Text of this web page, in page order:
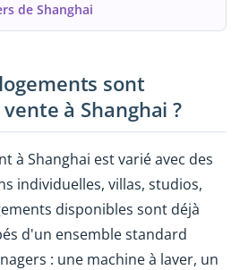
de Shanghai
sont
à Shanghai ?
à Shanghai est varié avec des
individuelles, villas, studios,
disponibles sont déjà
d'un ensemble standard
: une machine à laver, un